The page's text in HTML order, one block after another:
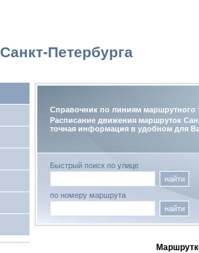
Санкт-Петербурга
Справочник по линиям маршрутного
Расписание движения маршруток
точная информация в удобном для
Быстрый поиск по улице
найти
по номеру маршрута
найти